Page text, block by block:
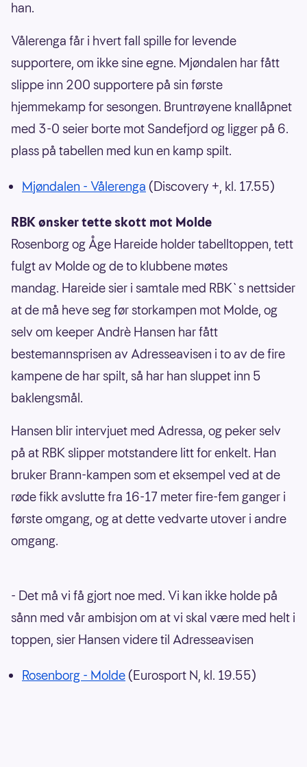
han.
Vålerenga får i hvert fall spille for levende
supportere, om ikke sine egne. Mjøndalen har fått
slippe inn 200 supportere på sin første
hjemmekamp for sesongen. Bruntrøyene knallåpnet
med 3-0 seier borte mot Sandefjord og ligger på 6.
plass på tabellen med kun en kamp spilt.
Mjøndalen - Vålerenga (Discovery +, kl. 17.55)
RBK ønsker tette skott mot Molde
Rosenborg og Åge Hareide holder tabelltoppen, tett
fulgt av Molde og de to klubbene møtes
mandag. Hareide sier i samtale med RBK`s nettsider
at de må heve seg før storkampen mot Molde, og
selv om keeper Andrè Hansen har fått
bestemannsprisen av Adresseavisen i to av de fire
kampene de har spilt, så har han sluppet inn 5
baklengsmål.
Hansen blir intervjuet med Adressa, og peker selv
på at RBK slipper motstandere litt for enkelt. Han
bruker Brann-kampen som et eksempel ved at de
røde fikk avslutte fra 16-17 meter fire-fem ganger i
første omgang, og at dette vedvarte utover i andre
omgang.
- Det må vi få gjort noe med. Vi kan ikke holde på
sånn med vår ambisjon om at vi skal være med helt i
toppen, sier Hansen videre til Adresseavisen
Rosenborg - Molde (Eurosport N, kl. 19.55)